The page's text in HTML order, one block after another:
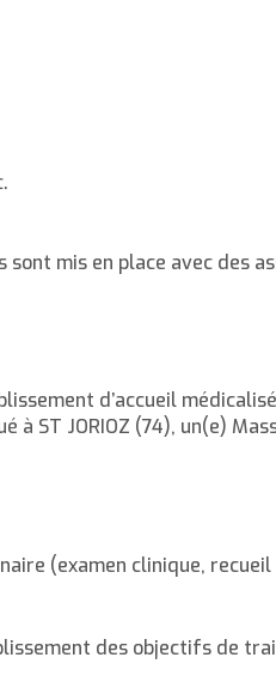
mis en place avec des
d’accueil
ST JORIOZ (74), un(e)
(examen clinique,
des objectifs de